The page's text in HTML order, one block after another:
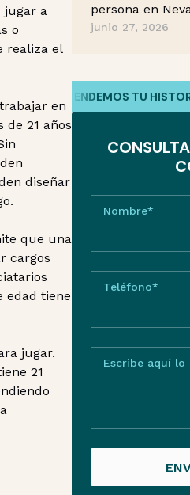
jugar a
o
realiza el
en
21 años
diseñar
que una
cargos
edad tiene
jugar.
21
persona en
junio 27, 2026
ENTENDEMOS TU HISTORIA/
Nombre*
Teléfono*
Escribe aquí lo